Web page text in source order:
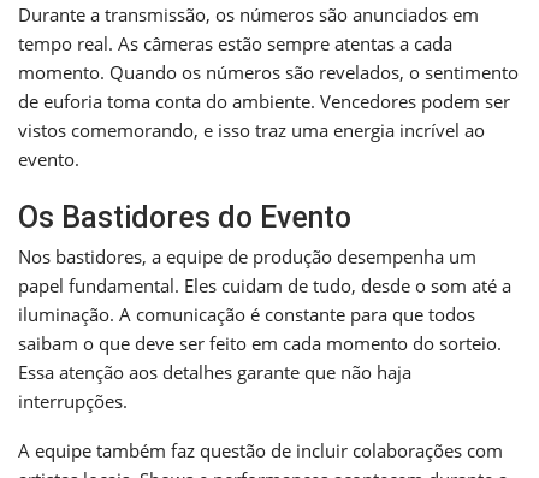
Durante a transmissão, os números são anunciados em
tempo real. As câmeras estão sempre atentas a cada
momento. Quando os números são revelados, o sentimento
de euforia toma conta do ambiente. Vencedores podem ser
vistos comemorando, e isso traz uma energia incrível ao
evento.
Os Bastidores do Evento
Nos bastidores, a equipe de produção desempenha um
papel fundamental. Eles cuidam de tudo, desde o som até a
iluminação. A comunicação é constante para que todos
saibam o que deve ser feito em cada momento do sorteio.
Essa atenção aos detalhes garante que não haja
interrupções.
A equipe também faz questão de incluir colaborações com